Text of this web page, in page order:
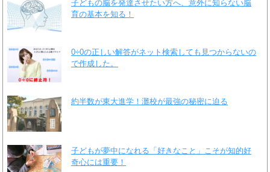
子どもの脳を発達させたい方へ、意外に知らない脳
育の基本を知る！
0÷0の正しい解答がネット検索しても見つからないの
で作成した。
約半数が東大進学！灘校が最強の秘密に迫る
子どもが夢中になれる「好きなこと」こそが知的好
奇心には重要！